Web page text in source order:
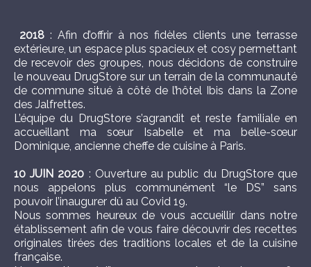
2018 : Afin d’offrir à nos fidèles clients une terrasse
extérieure, un espace plus spacieux et cosy permettant
de recevoir des groupes, nous décidons de construire
le nouveau DrugStore sur un terrain de la communauté
de commune situé à côté de l’hôtel Ibis dans la Zone
des Jalfrettes.
L’équipe du DrugStore s’agrandit et reste familiale en
accueillant ma sœur Isabelle et ma belle-sœur
Dominique, ancienne cheffe de cuisine à Paris.
10 JUIN 2020 : Ouverture au public du DrugStore que
nous appelons plus communément “le DS” sans
pouvoir l’inaugurer dû au Covid 19.
Nous sommes heureux de vous accueillir dans notre
établissement afin de vous faire découvrir des recettes
originales tirées des traditions locales et de la cuisine
française.